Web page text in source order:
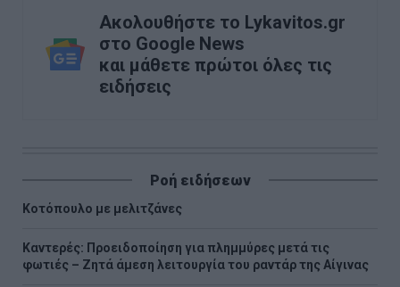
Ακολουθήστε το Lykavitos.gr
στο Google News
και μάθετε πρώτοι όλες τις
ειδήσεις
Ροή ειδήσεων
Κοτόπουλο με μελιτζάνες
Καντερές: Προειδοποίηση για πλημμύρες μετά τις
φωτιές – Ζητά άμεση λειτουργία του ραντάρ της Αίγινας